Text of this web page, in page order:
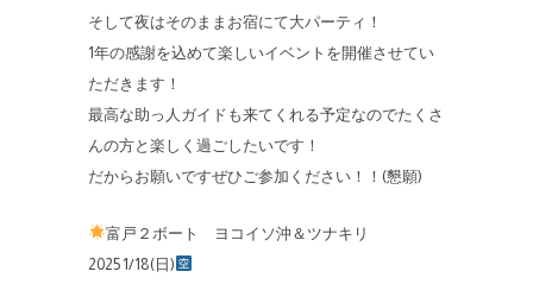
そして夜はそのままお宿にて大パーティ！
1年の感謝を込めて楽しいイベントを開催させてい
ただきます！
最高な助っ人ガイドも来てくれる予定なのでたくさ
んの方と楽しく過ごしたいです！
だからお願いですぜひご参加ください！！(懇願)
富戸２ボート ヨコイソ沖＆ツナキリ
2025 1/18(日)